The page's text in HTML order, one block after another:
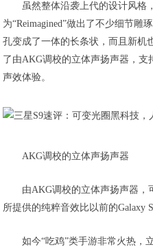
虽然整体沿袭上代的设计风格
为“Reimagined”做出了不少细节雕
孔变成了一体的长条状，而且新机
了由AKG调校的立体声扬声器，支
声效体验。
AKG调校的立体声扬声器
由AKG调校的立体声扬声器，
所提供的纯粹音效比以前的Galaxy
如今“吃鸡”类手游非常火热，